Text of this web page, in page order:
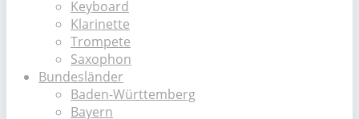
Keyboard
Klarinette
Trompete
Saxophon
Bundesländer
Baden-Württemberg
Bayern